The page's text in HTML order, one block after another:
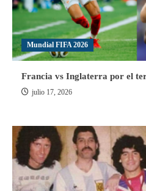
Mundial FIFA 2026
Francia vs Inglaterra por el
julio 17, 2026